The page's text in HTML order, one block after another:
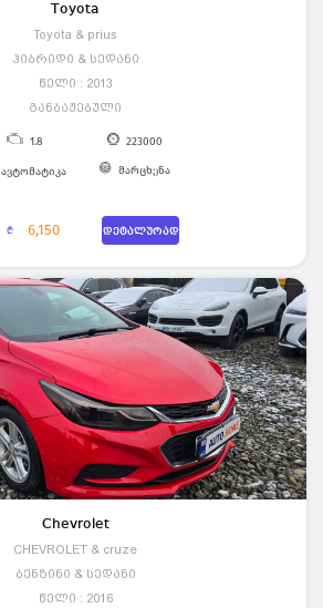
Toyota
Toyota & prius
ჰიბრიდი & სედანი
წელი : 2013
განბაჟებული
1.8 223000
ავტომატიკა მარცხენა
₾ 6,150 დეტალურად
Chevrolet
CHEVROLET & cruze
ბენზინი & სედანი
წელი : 2016